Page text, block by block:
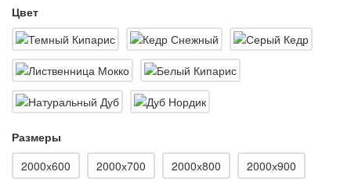
Цвет
Размеры
2000х600
2000х700 2000х800 2000х900